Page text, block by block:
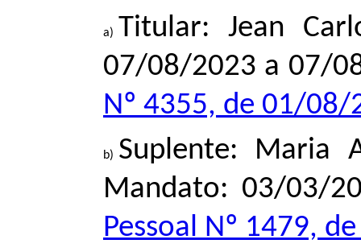
Titular: Jean
07/08/2023 a 07/
Nº 4355, de 01/08/
Suplente: Maria
Mandato: 03/03/
Pessoal Nº 1479,